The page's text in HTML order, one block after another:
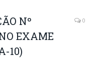
Nº
EXAME
10)
0